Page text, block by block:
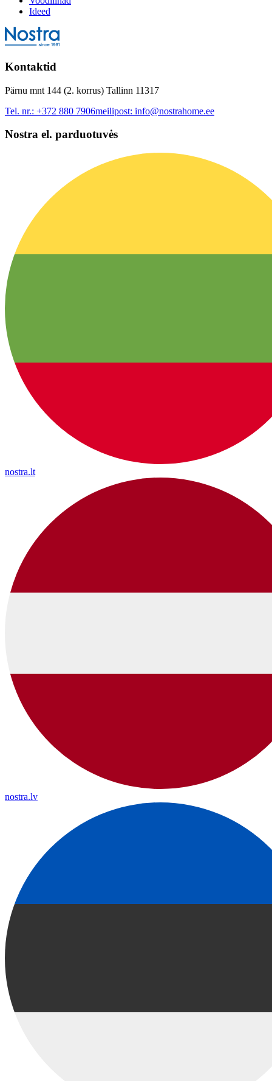
Ideed
Kontaktid
Pärnu mnt 144 (2. korrus) Tallinn 11317
Tel. nr.: +372 880 7906meilipost: info@nostrahome.ee
Nostra el. parduotuvės
nostra.lt
nostra.lv